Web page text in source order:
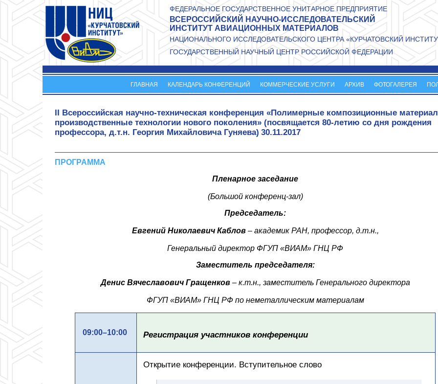
Перейти к основному содержанию
ФЕДЕРАЛЬНОЕ ГОСУДАРСТВЕННОЕ УНИТАРНОЕ ПРЕДПРИЯТИЕ
ВСЕРОССИЙСКИЙ НАУЧНО-ИССЛЕДОВАТЕЛЬСКИЙ
ИНСТИТУТ АВИАЦИОННЫХ МАТЕРИАЛОВ
НАЦИОНАЛЬНОГО ИССЛЕДОВАТЕЛЬСКОГО ЦЕНТРА «КУРЧАТОВСКИЙ
ГОСУДАРСТВЕННЫЙ НАУЧНЫЙ ЦЕНТР РОССИЙСКОЙ ФЕДЕРАЦИИ
ГЛАВНАЯ КАЛЕНДАРЬ КОНФЕРЕНЦИЙ КОММЕРЧЕСКИЕ УСЛУГИ АРХИВ ФОТОГАЛЕРЕЯ
II Всероссийская научно-техническая конференция «Полимерные композиционные
производственные технологии нового поколения» (посвящается 80-летию со дня рождения
профессора, д.т.н. Георгия Михайловича Гуняева) 30.11.2017
ПРОГРАММА
Пленарное заседание
(Большой конференц-зал)
Председатель:
Евгений Николаевич Каблов – академик РАН, профессор, д.т.н.,
Генеральный директор ФГУП «ВИАМ» ГНЦ РФ
Заместитель председателя:
Денис Вячеславович Гращенков – к.т.н., заместитель Генерального директора
ФГУП «ВИАМ» ГНЦ РФ по неметаллическим материалам
09:00–10:00 Регистрация участников конференции
Открытие конференции. Вступительное слово